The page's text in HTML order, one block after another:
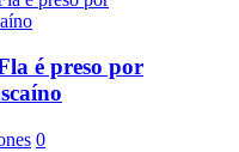
é preso por
0